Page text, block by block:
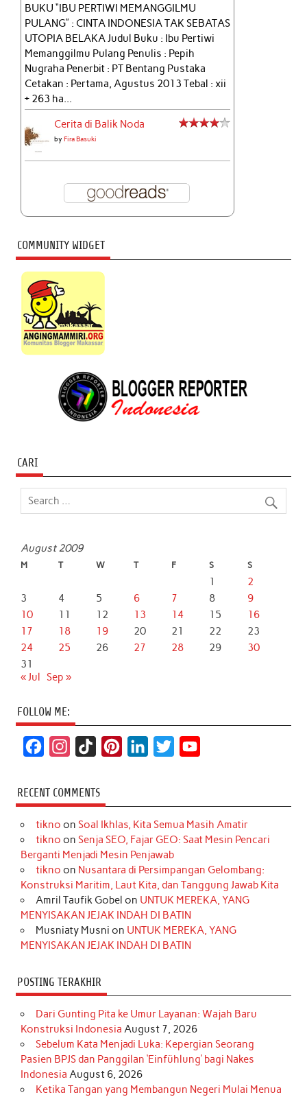
BUKU “IBU PERTIWI MEMANGGILMU
PULANG” : CINTA INDONESIA TAK SEBATAS
UTOPIA BELAKA Judul Buku : Ibu Pertiwi
Memanggilmu Pulang Penulis : Pepih
Nugraha Penerbit : PT Bentang Pustaka
Cetakan : Pertama, Agustus 2013 Tebal : xii
+ 263 ha...
Cerita di Balik Noda
byFira Basuki
COMMUNITY WIDGET
CARI
August 2009
M T W T F S S
1
2
3
4 5 6 7 8
9
10
11 12 13 14 15
16
17
18 19 20 21 22
23
24
25 26 27 28 29
30
31
« Jul Sep »
FOLLOW ME:
c
e
b
o
k
s
t
a
r
a
m
k
T
o
k
t
e
e
s
t
k
e
d
I
n
t
t
r
T
u
e
RECENT COMMENTS
tikno on Soal Ikhlas, Kita Semua Masih Amatir
tikno on Senja SEO, Fajar GEO: Saat Mesin Pencari
Berganti Menjadi Mesin Penjawab
tikno on Nusantara di Persimpangan Gelombang:
Konstruksi Maritim, Laut Kita, dan Tanggung Jawab Kita
Amril Taufik Gobel on UNTUK MEREKA, YANG
MENYISAKAN JEJAK INDAH DI BATIN
Musniaty Musni on UNTUK MEREKA, YANG
MENYISAKAN JEJAK INDAH DI BATIN
POSTING TERAKHIR
Dari Gunting Pita ke Umur Layanan: Wajah Baru
Konstruksi Indonesia August 7, 2026
Sebelum Kata Menjadi Luka: Kepergian Seorang
Pasien BPJS dan Panggilan ‘Einfühlung’ bagi Nakes
Indonesia August 6, 2026
Ketika Tangan yang Membangun Negeri Mulai Menua